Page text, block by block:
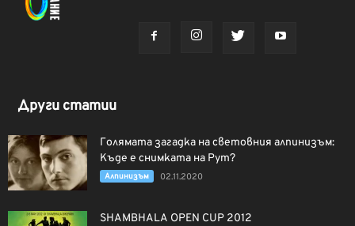
Други статии
Голямата загадка на световния алпинизъм:
Къде е снимката на Рут?
Алпинизъм 02.11.2020
SHAMBHALA OPEN CUP 2012